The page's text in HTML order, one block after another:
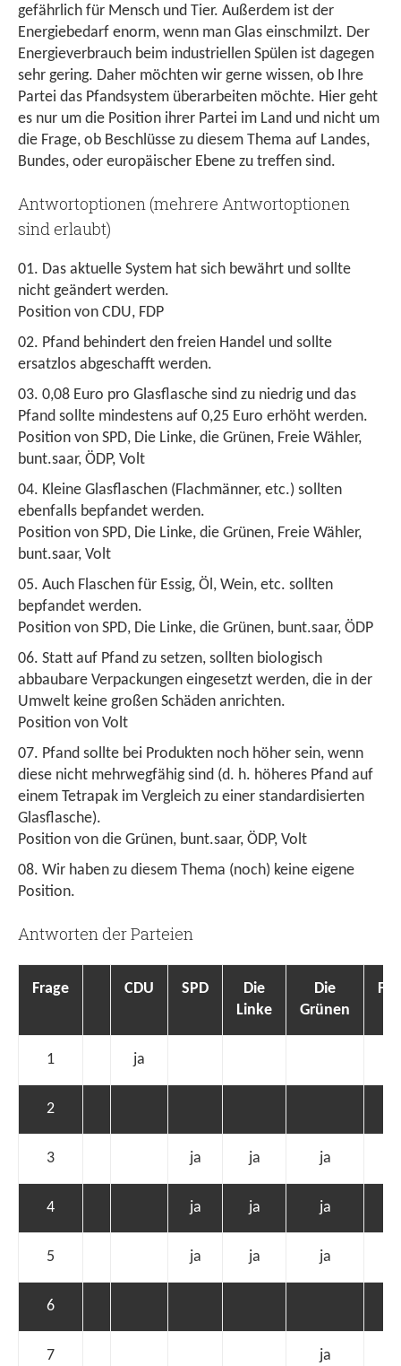
gefährlich für Mensch und Tier. Außerdem ist der
Energiebedarf enorm, wenn man Glas einschmilzt. Der
Energieverbrauch beim industriellen Spülen ist dagegen
sehr gering. Daher möchten wir gerne wissen, ob Ihre
Partei das Pfandsystem überarbeiten möchte. Hier geht
es nur um die Position ihrer Partei im Land und nicht um
die Frage, ob Beschlüsse zu diesem Thema auf Landes,
Bundes, oder europäischer Ebene zu treffen sind.
Antwortoptionen (mehrere Antwortoptionen
sind erlaubt)
Das aktuelle System hat sich bewährt und sollte
nicht geändert werden.
Position von CDU, FDP
Pfand behindert den freien Handel und sollte
ersatzlos abgeschafft werden.
0,08 Euro pro Glasflasche sind zu niedrig und das
Pfand sollte mindestens auf 0,25 Euro erhöht werden.
Position von SPD, Die Linke, die Grünen, Freie Wähler,
bunt.saar, ÖDP, Volt
Kleine Glasflaschen (Flachmänner, etc.) sollten
ebenfalls bepfandet werden.
Position von SPD, Die Linke, die Grünen, Freie Wähler,
bunt.saar, Volt
Auch Flaschen für Essig, Öl, Wein, etc. sollten
bepfandet werden.
Position von SPD, Die Linke, die Grünen, bunt.saar, ÖDP
Statt auf Pfand zu setzen, sollten biologisch
abbaubare Verpackungen eingesetzt werden, die in der
Umwelt keine großen Schäden anrichten.
Position von Volt
Pfand sollte bei Produkten noch höher sein, wenn
diese nicht mehrwegfähig sind (d. h. höheres Pfand auf
einem Tetrapak im Vergleich zu einer standardisierten
Glasflasche).
Position von die Grünen, bunt.saar, ÖDP, Volt
Wir haben zu diesem Thema (noch) keine eigene
Position.
Antworten der Parteien
Frage CDU SPD
Die
Linke
Die
Grünen
1 ja
2
3 ja ja ja
4 ja ja ja
5 ja ja ja
6
7 ja